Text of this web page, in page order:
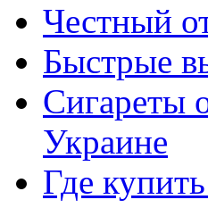
Честный
Быстрые
Сигареты
Украине
Где